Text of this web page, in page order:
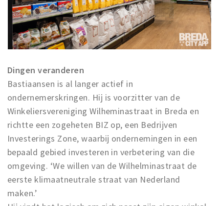
Dingen veranderen
Bastiaansen is al langer actief in
ondernemerskringen. Hij is voorzitter van de
Winkeliersvereniging Wilheminastraat in Breda en
richtte een zogeheten BIZ op, een Bedrijven
Investerings Zone, waarbij ondernemingen in een
bepaald gebied investeren in verbetering van die
omgeving. ‘We willen van de Wilhelminastraat de
eerste klimaatneutrale straat van Nederland
maken.’